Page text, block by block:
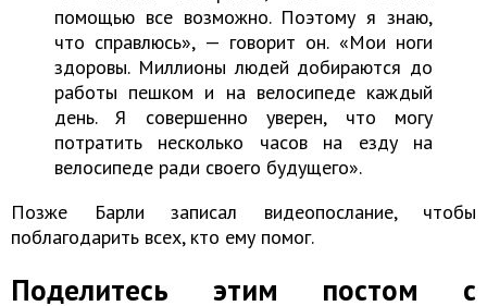
помощью все возможно. Поэтому я знаю,
что справлюсь», — говорит он. «Мои ноги
здоровы. Миллионы людей добираются до
работы пешком и на велосипеде каждый
день. Я совершенно уверен, что могу
потратить несколько часов на езду на
велосипеде ради своего будущего».
Позже Барли записал видеопослание, чтобы
поблагодарить всех, кто ему помог.
Поделитесь этим постом с